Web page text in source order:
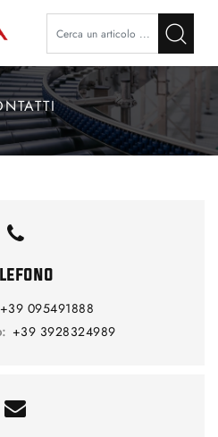
+39 095491888
+39 3928324989